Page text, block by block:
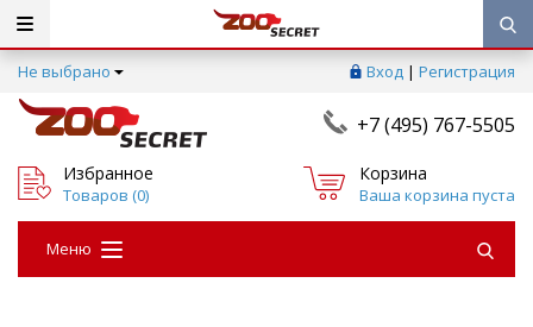
Не выбрано Вход | Регистрация
+7 (495) 767-5505
Избранное
Товаров (0)
Корзина
Ваша корзина пуста
Меню